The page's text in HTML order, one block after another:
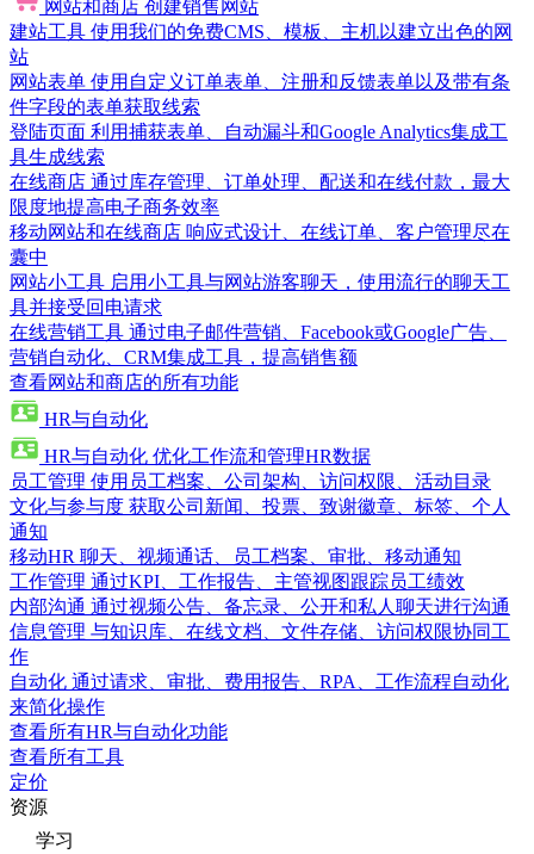
网站和商店 创建销售网站
建站工具 使用我们的免费CMS、模板、主机以建立出色的网
站
网站表单 使用自定义订单表单、注册和反馈表单以及带有条
件字段的表单获取线索
登陆页面 利用捕获表单、自动漏斗和Google Analytics集成工
具生成线索
在线商店 通过库存管理、订单处理、配送和在线付款，最大
限度地提高电子商务效率
移动网站和在线商店 响应式设计、在线订单、客户管理尽在
囊中
网站小工具 启用小工具与网站游客聊天，使用流行的聊天工
具并接受回电请求
在线营销工具 通过电子邮件营销、Facebook或Google广告、
营销自动化、CRM集成工具，提高销售额
查看网站和商店的所有功能
HR与自动化
HR与自动化 优化工作流和管理HR数据
员工管理 使用员工档案、公司架构、访问权限、活动目录
文化与参与度 获取公司新闻、投票、致谢徽章、标签、个人
通知
移动HR 聊天、视频通话、员工档案、审批、移动通知
工作管理 通过KPI、工作报告、主管视图跟踪员工绩效
内部沟通 通过视频公告、备忘录、公开和私人聊天进行沟通
信息管理 与知识库、在线文档、文件存储、访问权限协同工
作
自动化 通过请求、审批、费用报告、RPA、工作流程自动化
来简化操作
查看所有HR与自动化功能
查看所有工具
定价
资源
学习